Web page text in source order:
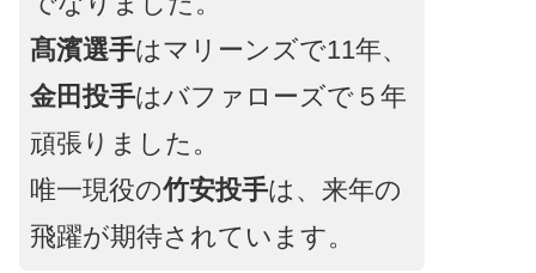
髙濱選手はマリーンズで11年、
金田投手はバファローズで５年
頑張りました。
唯一現役の竹安投手は、来年の
飛躍が期待されています。